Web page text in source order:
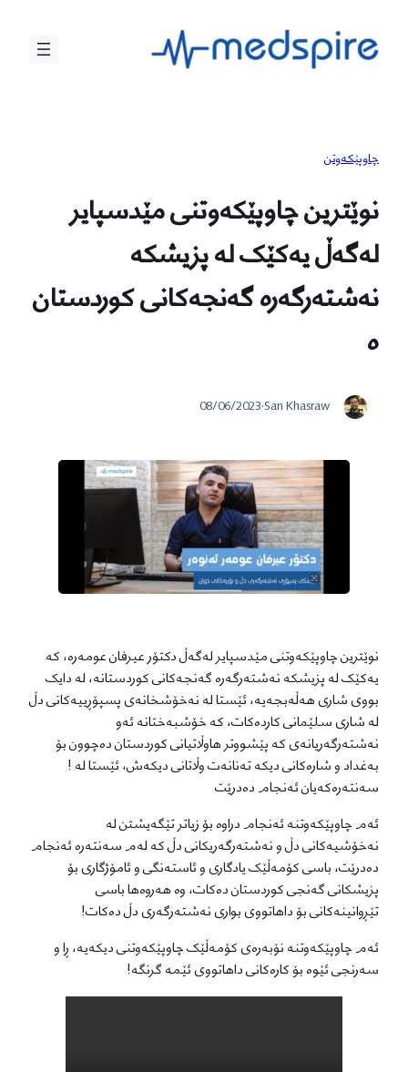
ناوەڕۆک
چاوپێکەوتن
نوێترین چاوپێکەوتنی مێدسپایر
لەگەڵ یەکێک لە پزیشکە
نەشتەرگەرە گەنجەکانی کوردستان
ە
San Khasraw
·
08/06/2023
نوێترین چاوپێکەوتنی مێدسپایر لەگەڵ دکتۆر عیرفان عومەرە، کە
یەکێک لە پزیشکە نەشتەرگەرە گەنجەکانی کوردستانە، لە دایک
بووی شاری هەڵەبجەیە، ئێستا لە نەخۆشخانەی پسپۆڕییەکانی دڵ
لە شاری سلێمانی کاردەکات، کە خۆشبەختانە ئەو
نەشتەرگەریانەی کە پێشووتر هاوڵاتیانی کوردستان دەچوون بۆ
بەغداد و شارەکانی دیکە تەنانەت وڵاتانی دیکەش، ئێستا لە !
سەنتەرەکەیان ئەنجام دەدرێت
ئەم چاوپێکەوتنە ئەنجام دراوە بۆ زیاتر تێگەیشتن لە
نەخۆشیەکانی دڵ و نەشتەرگەریکانی دڵ کە لەم سەنتەرە ئەنجام
دەدرێت، باسی کۆمەڵێک یادگاری و ئاستەنگی و ئامۆژگاری بۆ
پزیشکانی گەنجی کوردستان دەکات، وە هەروەها باسی
تێڕوانینەکانی بۆ داهاتووی بواری نەشتەرگەری دڵ دەکات!
ئەم چاوپێکەوتنە نۆبەرەی کۆمەڵێک چاوپێکەوتنی دیکەیە، ڕا و
سەرنجی ئێوە بۆ کارەکانی داهاتووی ئێمە گرنگە!